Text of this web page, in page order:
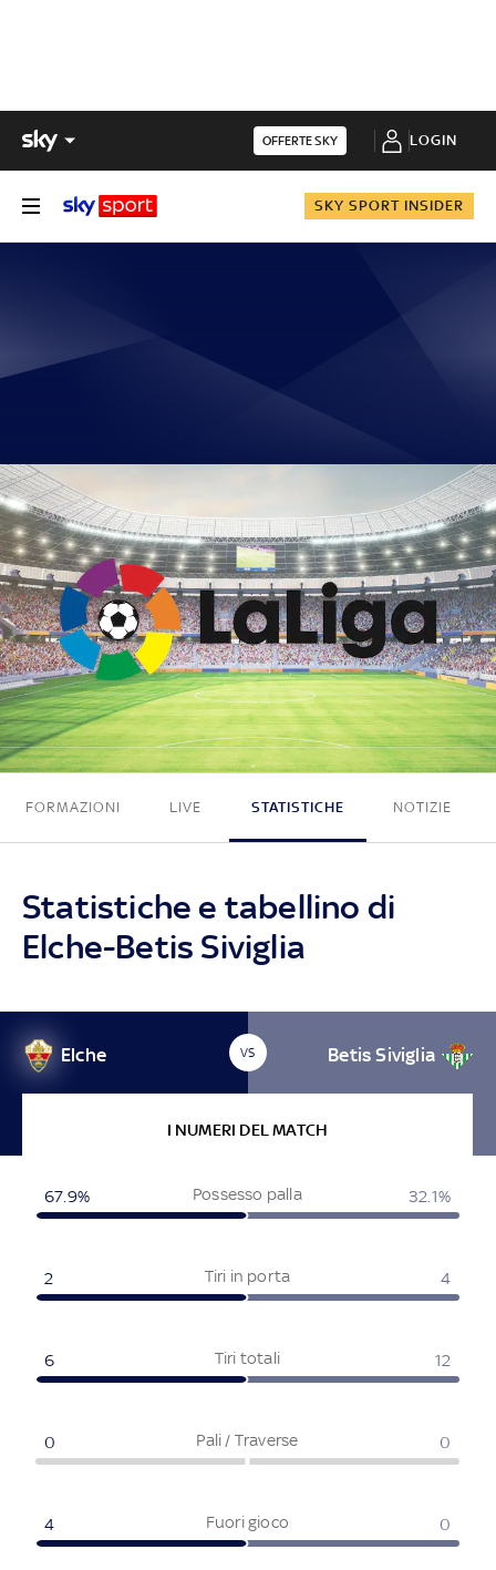
OFFERTE SKY LOGIN
SKY SPORT INSIDER
1 - 1
FORMAZIONI LIVE STATISTICHE NOTIZIE
Statistiche e tabellino di
Elche-Betis Siviglia
Elche VS Betis Siviglia
I NUMERI DEL MATCH
Possesso palla
67.9% 32.1%
Tiri in porta
2 4
Tiri totali
6 12
Pali / Traverse
0 0
Fuori gioco
4 0